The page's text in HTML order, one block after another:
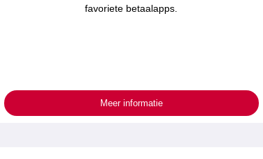
favoriete betaalapps.
Meer informatie